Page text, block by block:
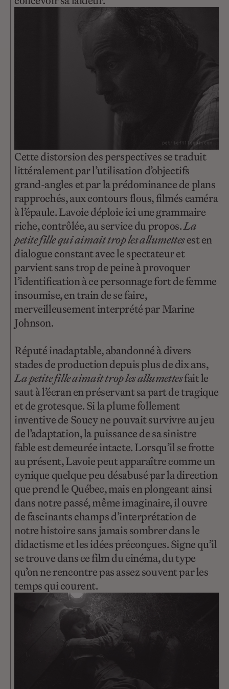
Cette distorsion des perspectives se traduit
littéralement par l’utilisation d’objectifs
grand-angles et par la prédominance de plans
rapprochés, aux contours flous, filmés caméra
à l’épaule. Lavoie déploie ici une grammaire
riche, contrôlée, au service du propos.La
petite fille qui aimait trop les allumettesest en
dialogue constant avec le spectateur et
parvient sans trop de peine à provoquer
l’identification à ce personnage fort de femme
insoumise, en train de se faire,
merveilleusement interprété par Marine
Johnson.
Réputé inadaptable, abandonné à divers
stades de production depuis plus de dix ans,
La petite fille aimait trop les allumettesfait le
saut à l’écran en préservant sa part de tragique
et de grotesque. Si la plume follement
inventive de Soucy ne pouvait survivre au jeu
de l’adaptation, la puissance de sa sinistre
fable est demeurée intacte. Lorsqu’il se frotte
au présent, Lavoie peut apparaître comme un
cynique quelque peu désabusé par la direction
que prend le Québec, mais en plongeant ainsi
dans notre passé, même imaginaire, il ouvre
de fascinants champs d’interprétation de
notre histoire sans jamais sombrer dans le
didactisme et les idées préconçues. Signe qu’il
se trouve dans ce film du cinéma, du type
qu’on ne rencontre pas assez souvent par les
temps qui courent.